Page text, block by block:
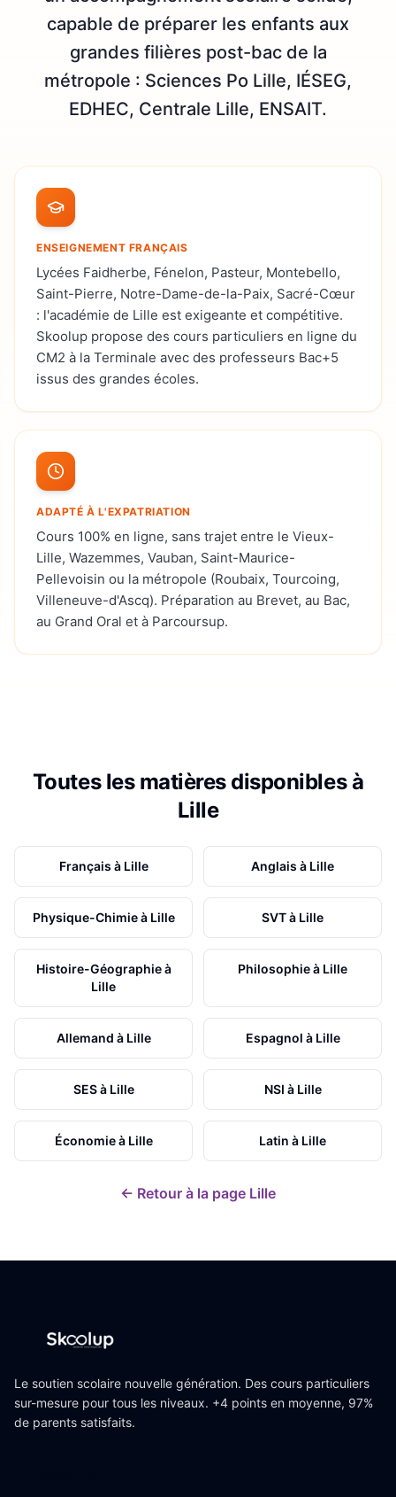
capable de préparer les enfants aux
grandes filières post-bac de la
métropole : Sciences Po Lille, IÉSEG,
EDHEC, Centrale Lille, ENSAIT.
ENSEIGNEMENT FRANÇAIS
Lycées Faidherbe, Fénelon, Pasteur, Montebello,
Saint-Pierre, Notre-Dame-de-la-Paix, Sacré-Cœur
: l'académie de Lille est exigeante et compétitive.
Skoolup propose des cours particuliers en ligne du
CM2 à la Terminale avec des professeurs Bac+5
issus des grandes écoles.
ADAPTÉ À L'EXPATRIATION
Cours 100% en ligne, sans trajet entre le Vieux-
Lille, Wazemmes, Vauban, Saint-Maurice-
Pellevoisin ou la métropole (Roubaix, Tourcoing,
Villeneuve-d'Ascq). Préparation au Brevet, au Bac,
au Grand Oral et à Parcoursup.
Toutes les matières disponibles à
Lille
Français à Lille Anglais à Lille
Physique-Chimieà Lille SVTà Lille
Histoire-Géographieà
Lille
Philosophieà Lille
Allemand à Lille Espagnol à Lille
SESà Lille NSI à Lille
Économieà Lille Latin à Lille
← Retour à la page Lille
Le soutien scolaire nouvelle génération. Des cours particuliers
sur-mesure pour tous les niveaux. +4 points en moyenne, 97%
de parents satisfaits.